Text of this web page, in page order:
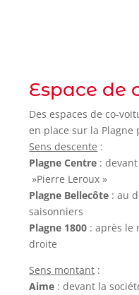
Espace de
Des espaces de co-
en place sur la Plagne
Sens descente :
Plagne Centre :
»Pierre Leroux »
Plagne Bellecôte : au
saisonniers
Plagne 1800 : après le
droite
Sens montant :
Aime : devant la